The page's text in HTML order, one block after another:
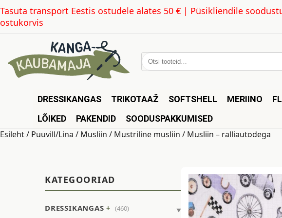
Tasuta transport Eestis ostudele alates 50 € | Püsikliendile
ostukorvis
Otsi:
DRESSIKANGAS TRIKOTAAŽ SOFTSHELL MERIINO
LÕIKED
PAKENDID SOODUSPAKKUMISED
Esileht/ Puuvill/Lina / Musliin / Mustriline musliin / Musliin – ralliautodega
KATEGOORIAD
DRESSIKANGAS (460)